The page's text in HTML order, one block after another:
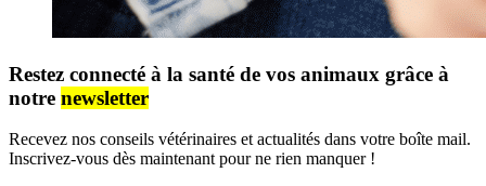
Restez connecté à la santé de vos animaux grâce à
notre newsletter
Recevez nos conseils vétérinaires et actualités dans votre boîte mail.
Inscrivez-vous dès maintenant pour ne rien manquer !